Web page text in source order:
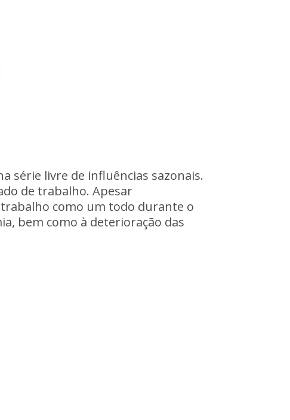
série livre de influências sazonais.
de trabalho. Apesar
como um todo durante o
bem como à deterioração das